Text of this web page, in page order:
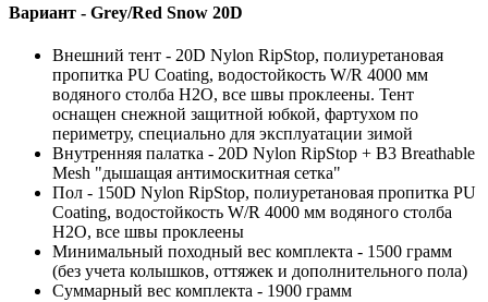
Вариант - Grey/Red Snow 20D
Внешний тент - 20D Nylon RipStop, полиуретановая
пропитка PU Coating, водостойкость W/R 4000 мм
водяного столба H2O, все швы проклеены. Тент
оснащен снежной защитной юбкой, фартухом по
периметру, специально для эксплуатации зимой
Внутренняя палатка - 20D Nylon RipStop + B3 Breathable
Mesh "дышащая антимоскитная сетка"
Пол - 150D Nylon RipStop, полиуретановая пропитка PU
Coating, водостойкость W/R 4000 мм водяного столба
H2O, все швы проклеены
Минимальный походный вес комплекта - 1500 грамм
(без учета колышков, оттяжек и дополнительного пола)
Суммарный вес комплекта - 1900 грамм